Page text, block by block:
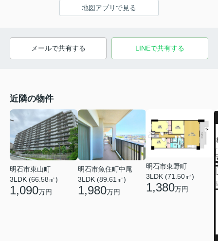
地図アプリで見る
メールで共有する LINEで共有する
近隣の物件
明石市東山町
3LDK (66.58㎡)
1,090万円
明石市魚住町中尾
3LDK (89.61㎡)
1,980万円
明石市東野町
3LDK (71.50㎡)
1,380万円